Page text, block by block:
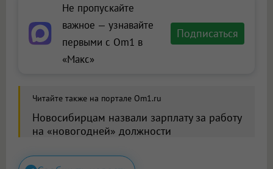
Не пропускайте
важное — узнавайте
первыми с Om1 в
«Макс»
Подписаться
Читайте также на портале Om1.ru
Новосибирцам назвали зарплату за работу
на «новогодней» должности